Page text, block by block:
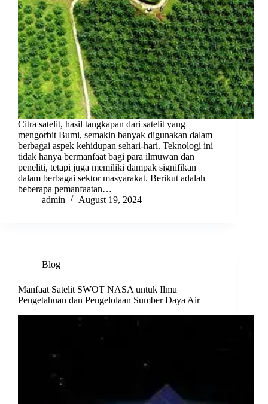
Citra satelit, hasil tangkapan dari satelit yang
mengorbit Bumi, semakin banyak digunakan dalam
berbagai aspek kehidupan sehari-hari. Teknologi ini
tidak hanya bermanfaat bagi para ilmuwan dan
peneliti, tetapi juga memiliki dampak signifikan
dalam berbagai sektor masyarakat. Berikut adalah
beberapa pemanfaatan…
admin
August 19, 2024
Blog
Manfaat Satelit SWOT NASA untuk Ilmu
Pengetahuan dan Pengelolaan Sumber Daya Air